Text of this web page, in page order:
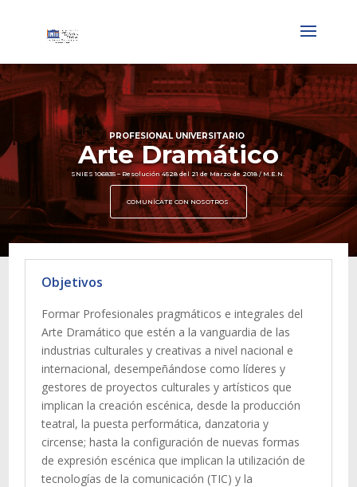
PROFESIONAL UNIVERSITARIO
Arte Dramático
SNIES 106835 – Resolución 4528 del 21 de Marzo de 2018 / M.E.N.
COMUNÍCATE CON NOSOTROS
Objetivos
Formar Profesionales pragmáticos e integrales del
Arte Dramático que estén a la vanguardia de las
industrias culturales y creativas a nivel nacional e
internacional, desempeñándose como líderes y
gestores de proyectos culturales y artísticos que
implican la creación escénica, desde la producción
teatral, la puesta performática, danzatoria y
circense; hasta la configuración de nuevas formas
de expresión escénica que implican la utilización de
tecnologías de la comunicación (TIC) y la